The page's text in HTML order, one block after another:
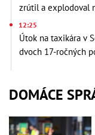
zrútil a explodoval
12:25
Útok na taxikára v
dvoch 17-ročných
DOMÁCE